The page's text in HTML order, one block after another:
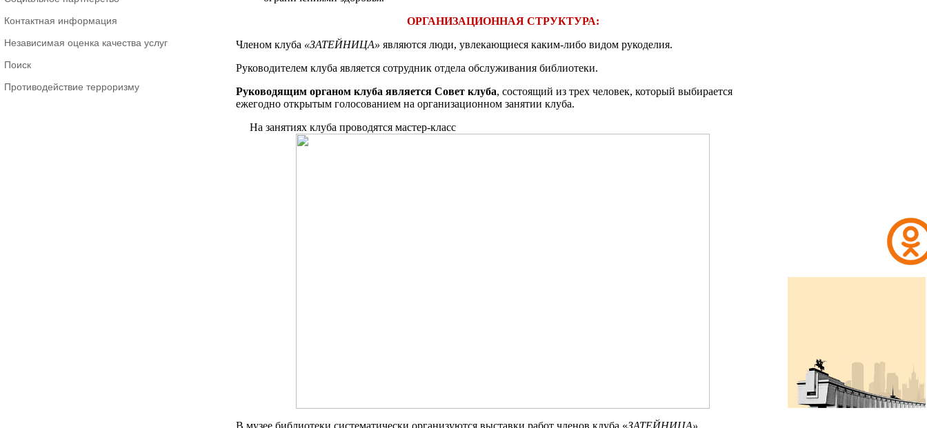
Контактная информация
Независимая оценка качества услуг
Поиск
Противодействие терроризму
ОРГАНИЗАЦИОННАЯ СТРУКТУРА:
Членом клуба «ЗАТЕЙНИЦА» являются люди, увлекающиеся каким-либо видом рукоделия.
Руководителем клуба является сотрудник отдела обслуживания библиотеки.
Руководящим органом клуба является Совет клуба, состоящий из трех человек, который выбирается
ежегодно открытым голосованием на организационном занятии клуба.
На занятиях клуба проводятся мастер-класс
В музее библиотеки систематически организуются выставки работ членов клуба «ЗАТЕЙНИЦА».